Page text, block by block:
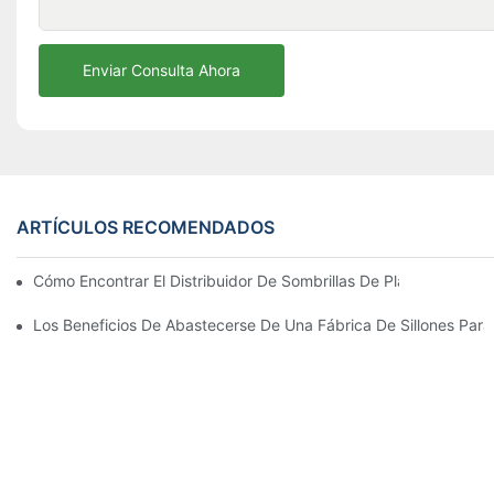
Enviar Consulta Ahora
ARTÍCULOS RECOMENDADOS
Cómo Encontrar El Distribuidor De Sombrillas De Playa
Los Beneficios De Abastecerse De Una Fábrica De Sillones